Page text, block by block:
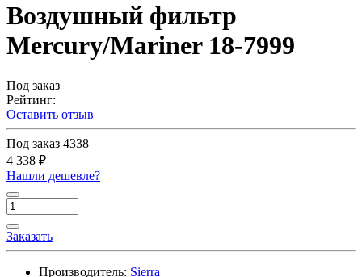
Воздушный фильтр
Mercury/Mariner 18-7999
Под заказ
Рейтинг:
Оставить отзыв
Под заказ 4338
4 338 ₽
Нашли дешевле?
Заказать
Производитель: Sierra